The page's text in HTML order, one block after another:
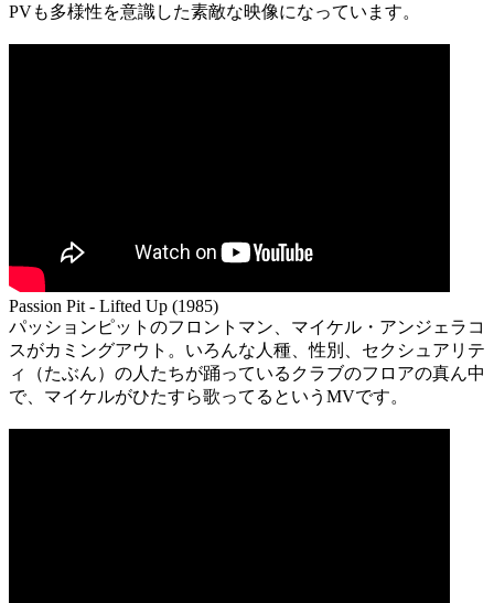
PVも多様性を意識した素敵な映像になっています。
Passion Pit - Lifted Up (1985)
パッションピットのフロントマン、マイケル・アンジェラコ
スがカミングアウト。いろんな人種、性別、セクシュアリテ
ィ（たぶん）の人たちが踊っているクラブのフロアの真ん中
で、マイケルがひたすら歌ってるというMVです。